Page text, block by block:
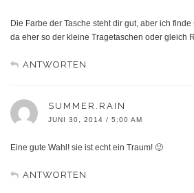
Die Farbe der Tasche steht dir gut, aber ich
da eher so der kleine Tragetaschen oder gleich
ANTWORTEN
SUMMER.RAIN
JUNI 30, 2014 / 5:00 AM
Eine gute Wahl! sie ist echt ein Traum! 🙂
ANTWORTEN